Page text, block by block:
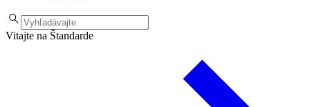
Vitajte na Štandarde